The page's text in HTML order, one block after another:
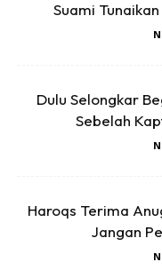
“Anak no2 mmg
saya lari laju langgar
tapi lepas tu rilek je
Suami
Dulu Selongkar
Sebelah
Haroqs Terima
Jangan